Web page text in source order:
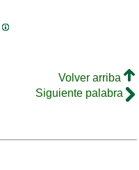
Volver arriba
Siguiente palabra